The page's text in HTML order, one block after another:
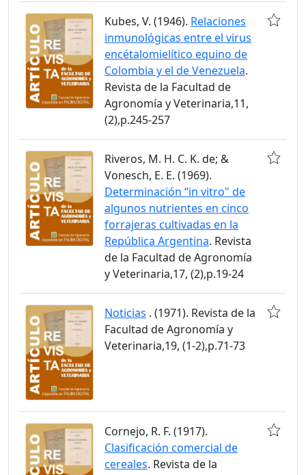
Kubes, V. (1946). Relaciones
inmunológicas entre el virus
encétalomielítico equino de
Colombia y el de Venezuela.
Revista de la Facultad de
Agronomía y Veterinaria,11,
(2),p.245-257
Riveros, M. H. C. K. de; &
Vonesch, E. E. (1969).
Determinación “in vitro" de
algunos nutrientes en cinco
forrajeras cultivadas en la
República Argentina. Revista
de la Facultad de Agronomía
y Veterinaria,17, (2),p.19-24
Noticias . (1971). Revista de la
Facultad de Agronomía y
Veterinaria,19, (1-2),p.71-73
Cornejo, R. F. (1917).
Clasificación comercial de
cereales. Revista de la